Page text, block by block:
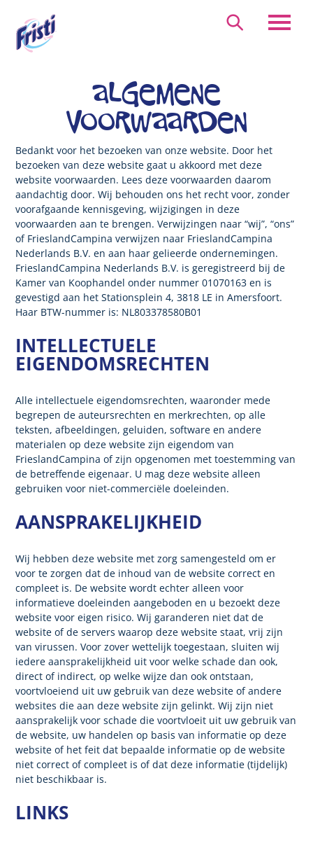
naar
Zoeken
ALGEMENE
VOORWAARDEN
Bedankt voor het bezoeken van onze website. Door het
bezoeken van deze website gaat u akkoord met deze
website voorwaarden. Lees deze voorwaarden daarom
aandachtig door. Wij behouden ons het recht voor, zonder
voorafgaande kennisgeving, wijzigingen in deze
voorwaarden aan te brengen. Verwijzingen naar “wij”, “ons”
of FrieslandCampina verwijzen naar FrieslandCampina
Nederlands B.V. en aan haar gelieerde ondernemingen.
FrieslandCampina Nederlands B.V. is geregistreerd bij de
Kamer van Koophandel onder nummer 01070163 en is
gevestigd aan het Stationsplein 4, 3818 LE in Amersfoort.
Haar BTW-nummer is: NL803378580B01
INTELLECTUELE
EIGENDOMSRECHTEN
Alle intellectuele eigendomsrechten, waaronder mede
begrepen de auteursrechten en merkrechten, op alle
teksten, afbeeldingen, geluiden, software en andere
materialen op deze website zijn eigendom van
FrieslandCampina of zijn opgenomen met toestemming van
de betreffende eigenaar. U mag deze website alleen
gebruiken voor niet-commerciële doeleinden.
AANSPRAKELIJKHEID
Wij hebben deze website met zorg samengesteld om er
voor te zorgen dat de inhoud van de website correct en
compleet is. De website wordt echter alleen voor
informatieve doeleinden aangeboden en u bezoekt deze
website voor eigen risico. Wij garanderen niet dat de
website of de servers waarop deze website staat, vrij zijn
van virussen. Voor zover wettelijk toegestaan, sluiten wij
iedere aansprakelijkheid uit voor welke schade dan ook,
direct of indirect, op welke wijze dan ook ontstaan,
voortvloeiend uit uw gebruik van deze website of andere
websites die aan deze website zijn gelinkt. Wij zijn niet
aansprakelijk voor schade die voortvloeit uit uw gebruik van
de website, uw handelen op basis van informatie op deze
website of het feit dat bepaalde informatie op de website
niet correct of compleet is of dat deze informatie (tijdelijk)
niet beschikbaar is.
LINKS